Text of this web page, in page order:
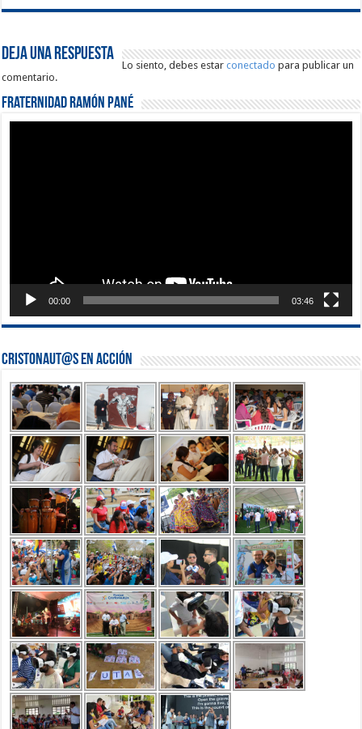
Deja una respuesta
Lo siento, debes estarconectado para publicar un
comentario.
Fraternidad Ramón Pané
00:00 03:46
Cristonaut@s en Acción